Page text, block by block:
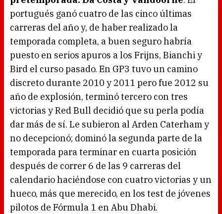
portugués ganó cuatro de las cinco últimas
carreras del año y, de haber realizado la
temporada completa, a buen seguro habría
puesto en serios apuros a los Frijns, Bianchi y
Bird el curso pasado. En GP3 tuvo un camino
discreto durante 2010 y 2011 pero fue 2012 su
año de explosión, terminó tercero con tres
victorias y Red Bull decidió que su perla podía
dar más de sí. Le subieron al Arden Caterham y
no decepcionó; dominó la segunda parte de la
temporada para terminar en cuarta posición
después de correr 6 de las 9 carreras del
calendario haciéndose con cuatro victorias y un
hueco, más que merecido, en los test de jóvenes
pilotos de Fórmula 1 en Abu Dhabi.